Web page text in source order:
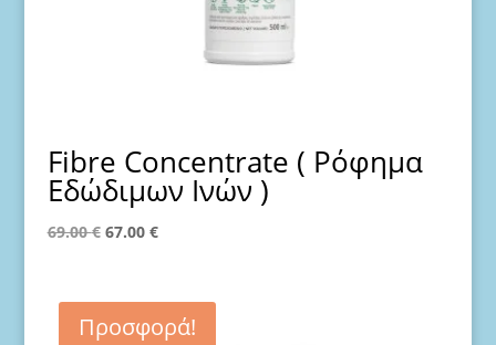
Fibre Concentrate ( Ρόφημα
Εδώδιμων Ινών )
69.00€ Original
69.00 €.
67.00 €Η
είναι:
67.00 €.
Προσφορά!